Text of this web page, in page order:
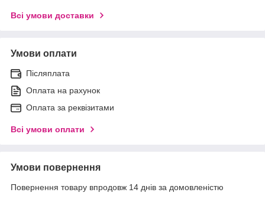
Всі умови доставки
Умови оплати
Післяплата
Оплата на рахунок
Оплата за реквізитами
Всі умови оплати
Умови повернення
Повернення товару впродовж 14 днів за домовленістю